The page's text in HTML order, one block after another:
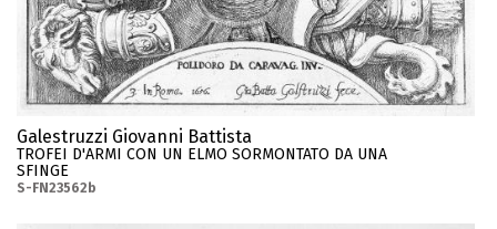
Galestruzzi Giovanni Battista
TROFEI D'ARMI CON UN ELMO SORMONTATO DA UNA
SFINGE
S-FN23562b